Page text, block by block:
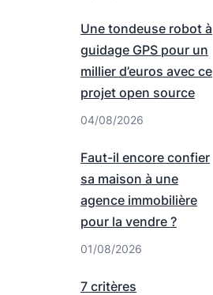
Une tondeuse robot à
guidage GPS pour un
millier d’euros avec ce
projet open source
04/08/2026
Faut-il encore confier
sa maison à une
agence immobilière
pour la vendre ?
01/08/2026
7 critères